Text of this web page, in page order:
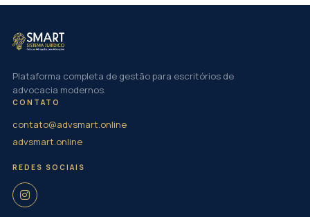
Plataforma completa de gestão para escritórios de
advocacia modernos.
CONTATO
contato@advsmart.online
advsmart.online
REDES SOCIAIS